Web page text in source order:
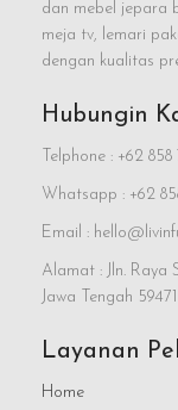
dan mebel jepara
meja tv, lemari
dengan kualitas
Hubungin
Telphone : +62
Whatsapp : +62
Email :
Alamat : Jln. Raya
Jawa Tengah 59471
Layanan
Home